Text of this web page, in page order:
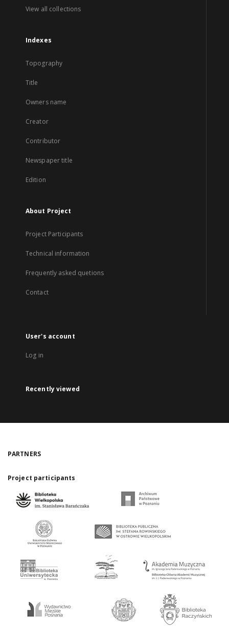
View all collections
Indexes
Topography
Title
Owners name
Creator
Contributor
Newspaper title
Edition
About Project
Project Participants
Technical information
Frequently asked quetions
Contact
User's account
Log in
Recently viewed
PARTNERS
Project participants